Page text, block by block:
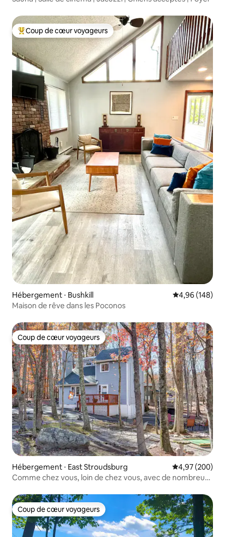
Coups de cœur voyageurs les plus appréciés
Coup de cœur voyageurs
Hébergement ⋅ Bushkill Évaluation
4,96 (148)
Maison de rêve dans les Poconos
Coup de cœur voyageurs
Coup de cœur voyageurs
Hébergement ⋅ East Stroudsburg Évaluation
4,97 (200)
Comme chez vous, loin de chez vous, avec de nombreux
Coup de cœur voyageurs
Coup de cœur voyageurs